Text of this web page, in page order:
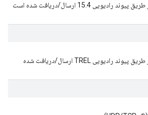
نشان می دهد که آیا پیام از طریق پیوند رادیویی 15.4 ارسال/دریافت شده است
نشان می دهد که آیا پیام از طریق پیوند رادیویی TREL ارسال/دریافت شده